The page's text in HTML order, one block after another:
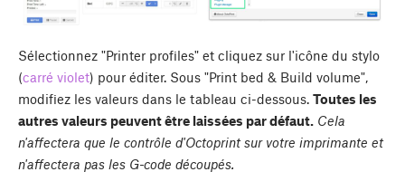
Sélectionnez "Printer profiles" et cliquez sur l'icône du stylo
(carré violet) pour éditer. Sous "Print bed & Build volume",
modifiez les valeurs dans le tableau ci-dessous. Toutes les
autres valeurs peuvent être laissées par défaut. Cela
n'affectera que le contrôle d'Octoprint sur votre imprimante et
n'affectera pas les G-code découpés.